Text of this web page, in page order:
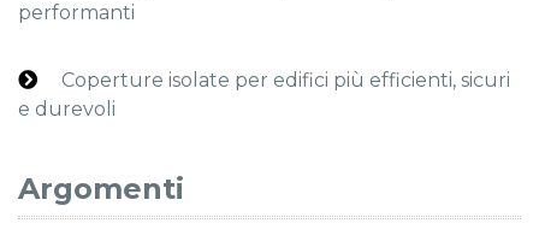
performanti
Coperture isolate per edifici più efficienti, sicuri
e durevoli
Argomenti